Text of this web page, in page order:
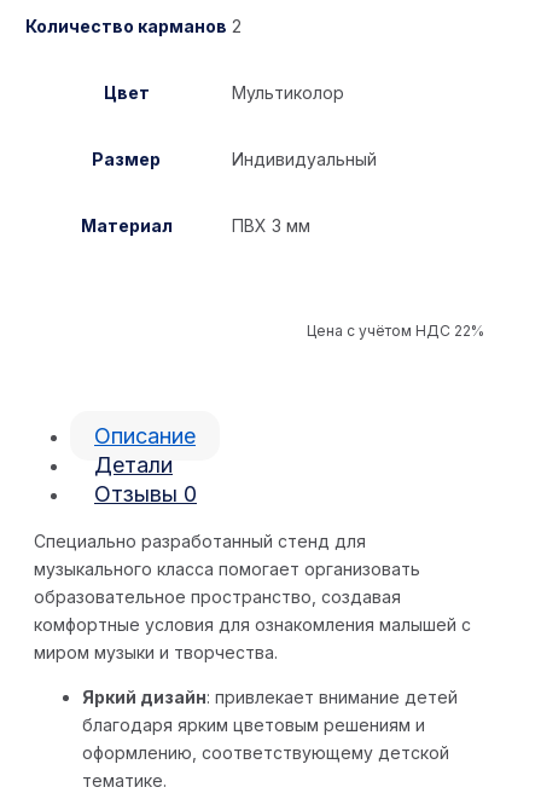
Количество карманов 2
Цвет Мультиколор
Размер Индивидуальный
Материал ПВХ 3 мм
Цена с учётом НДС 22%
Описание
Детали
Отзывы 0
Специально разработанный стенд для
музыкального класса помогает организовать
образовательное пространство, создавая
комфортные условия для ознакомления малышей с
миром музыки и творчества.
Яркий дизайн: привлекает внимание детей
благодаря ярким цветовым решениям и
оформлению, соответствующему детской
тематике.